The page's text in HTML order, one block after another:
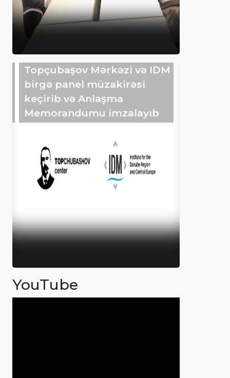
Topçubaşov Mərkəzi və IDM
birgə panel müzakirəsi
keçirib və Anlaşma
Memorandumu imzalayıb
YouTube